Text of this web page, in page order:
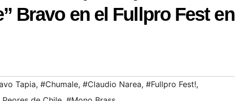
Bravo en el Fullpro Fest en
Tapia, #Chumale, #Claudio Narea, #Fullpro Fest!,